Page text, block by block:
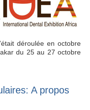
déroulée en octobre
du 25 au 27 octobre
A propos